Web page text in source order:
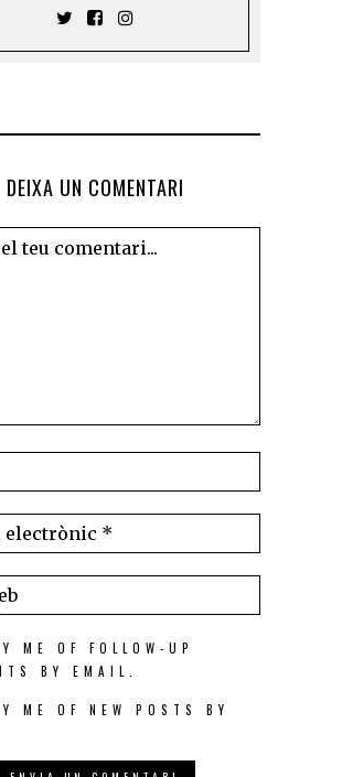
DEIXA UN COMENTARI
ME OF FOLLOW-UP
BY EMAIL.
ME OF NEW POSTS BY